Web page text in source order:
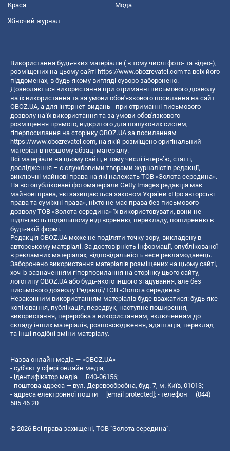
Краса Мода
Жіночий журнал
Використання будь-яких матеріалів ( в тому числі фото- та відео-),
розміщених на цьому сайті https://www.obozrevatel.com та всіх його
піддоменах, в будь-якому вигляді суворо заборонено.
Дозволяється використання при отриманні письмового дозволу
на їх використання та за умови обов'язкового посилання на сайт
OBOZ.UA, а для інтернет-видань - при отриманні письмового
дозволу на їх використання та за умови обов'язкового
розміщення прямого, відкритого для пошукових систем,
гіперпосилання на сторінку OBOZ.UA за посиланням
https://www.obozrevatel.com, на якій розміщено оригінальний
матеріал в першому абзаці матеріалу.
Всі матеріали на цьому сайті, в тому числі інтерв’ю, статті,
дослідження – є службовими творами журналістів редакції,
виключні майнові права на які належать ТОВ «Золота середина».
На всі опубліковані фотоматеріали Getty Images редакція має
майнові права, які захищаються законом України «Про авторські
права та суміжні права», ніхто не має права без письмового
дозволу ТОВ «Золота середина» їх використовувати, вони не
підлягають подальшому відтворенню, перекладу, поширенню в
будь-якій формі.
Редакція OBOZ.UA може не поділяти точку зору, викладену в
авторському матеріалі. За достовірність інформації, опублікованої
в рекламних матеріалах, відповідальність несе рекламодавець.
Заборонено використання матеріалів розміщених на цьому сайті,
хоч із зазначенням гіперпосилання на сторінку цього сайту,
логотипу OBOZ.UA або будь-якого іншого згадування, але без
письмового дозволу Редакції/ТОВ «Золота середина»
Незаконним використанням матеріалів буде вважатися: будь-яке
копiювання, публiкацiя, передрук, наступне поширення,
використання, переробка з використанням, включенням до
складу інших матеріалів, розповсюдження, адаптація, переклад
та інші подібні зміни матеріалу.
Назва онлайн медіа — «OBOZ.UA»
- суб'єкт у сфері онлайн медіа;
- ідентифікатор медіа — R40-06156;
- поштова адреса — вул. Деревообробна, буд. 7, м. Київ, 01013;
- адреса електронної пошти — [email protected] ; - телефон — (044)
585 46 20
© 2026 Всі права захищені, ТОВ "Золота середина".